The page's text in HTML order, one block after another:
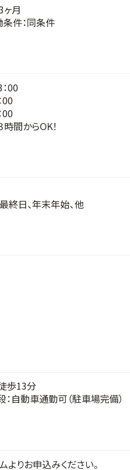
ヶ月
件：同条件
00
00
00
時間からOK！
終日、年末年始、他
歩13分
：自動車通勤可（駐車場完備）
よりお申込みください。